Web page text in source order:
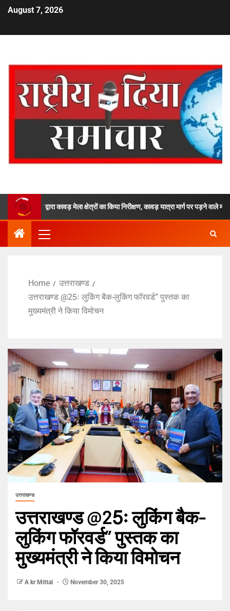
August 7, 2026
द्वारा कावड़ मेला क्षेत्रों का किया निरीक्षण, कावड़ यात्रा मार्ग पर पड़ने वाले महत्वपूर्ण
Home
उत्तराखण्ड
उत्तराखण्ड @25ः लुकिंग बैक-लुकिंग फॉरवर्ड” पुस्तक का
मुख्यमंत्री ने किया विमोचन
उत्तराखण्ड
उत्तराखण्ड @25ः लुकिंग बैक-
लुकिंग फॉरवर्ड” पुस्तक का
मुख्यमंत्री ने किया विमोचन
A kr Mittal November 30, 2025